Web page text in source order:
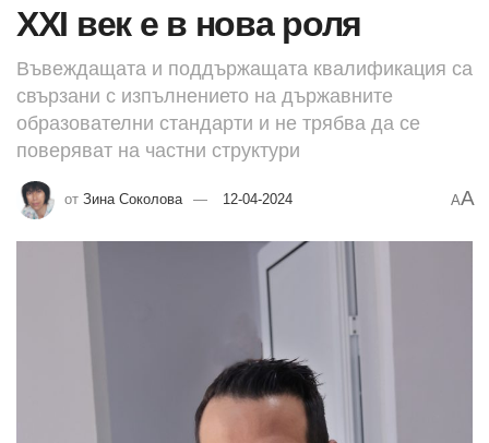
XXI век е в нова роля
Въвеждащата и поддържащата квалификация са
свързани с изпълнението на държавните
образователни стандарти и не трябва да се
поверяват на частни структури
от Зина Соколова 12-04-2024 AA